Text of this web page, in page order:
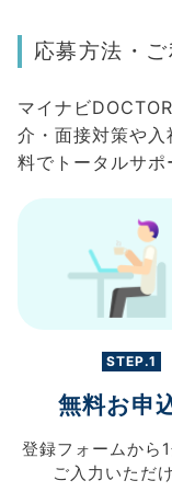
応募方法・
マイナビ
介・面接対策や
料でトータルサポ
STEP.1
無料お申
登録フォームから
ご入力 いただ